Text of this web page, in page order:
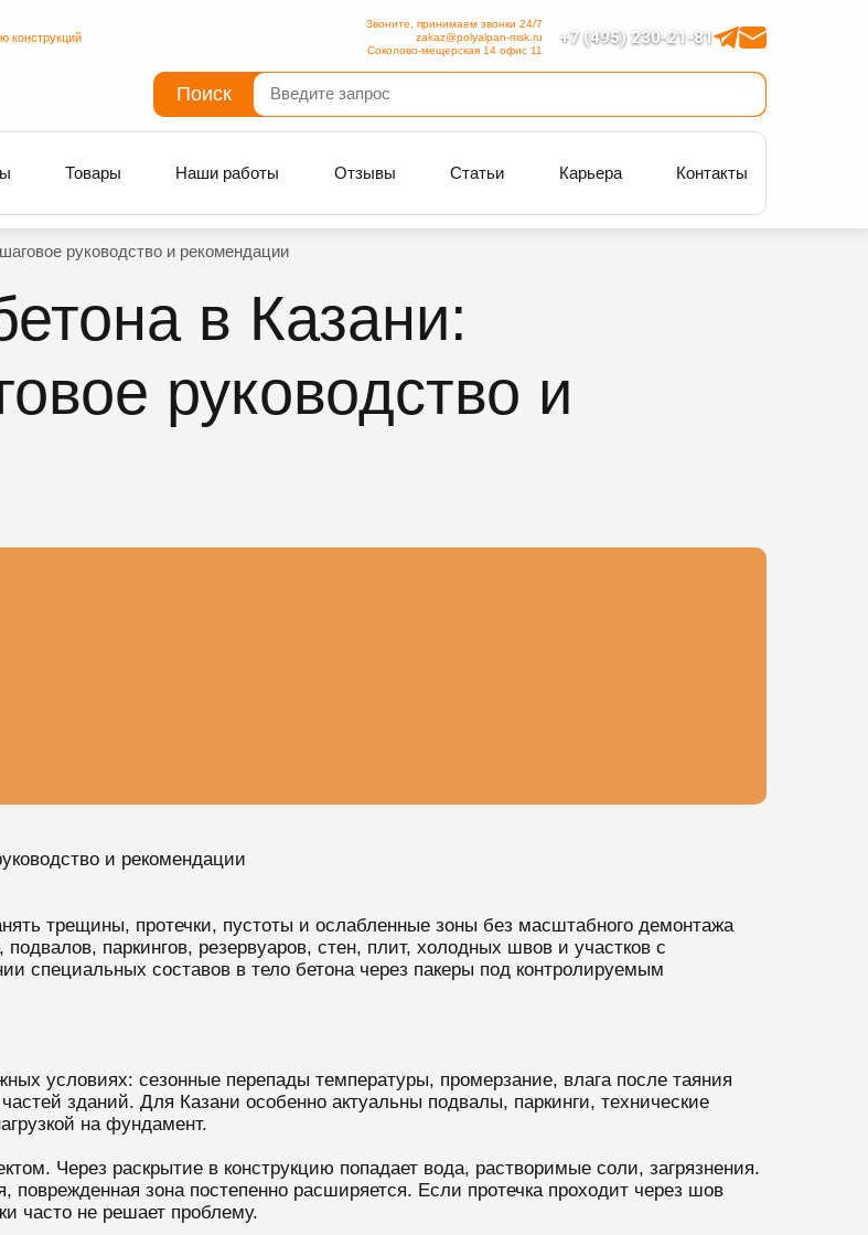
конструкций +7 (495) 230-21-81
Звоните, принимаем звонки 24/7
zakaz@polyalpan-msk.ru
Соколово-мещерская 14 офис 11
Поиск
Товары Наши работы Отзывы Статьи Карьера Контакты
руководство и рекомендации
в Казани:
руководство и
и рекомендации
трещины, протечки, пустоты и ослабленные зоны без масштабного демонтажа
паркингов, резервуаров, стен, плит, холодных швов и участков с
специальных составов в тело бетона через пакеры под контролируемым
условиях: сезонные перепады температуры, промерзание, влага после таяния
зданий. Для Казани особенно актуальны подвалы, паркинги, технические
на фундамент.
Через раскрытие в конструкцию попадает вода, растворимые соли, загрязнения.
поврежденная зона постепенно расширяется. Если протечка проходит через шов
часто не решает проблему.